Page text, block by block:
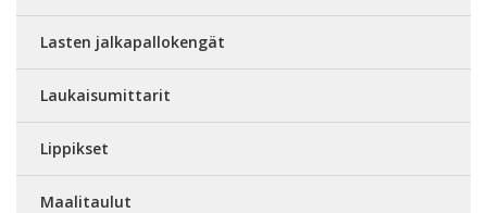
Lasten jalkapallokengät
Laukaisumittarit
Lippikset
Maalitaulut